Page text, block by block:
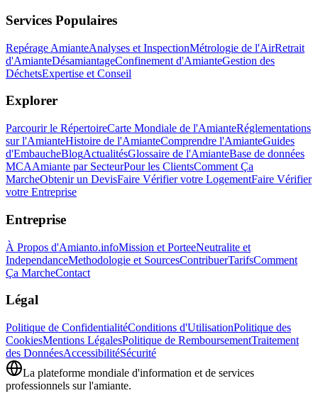
Services Populaires
Repérage AmianteAnalyses et InspectionMétrologie de l'AirRetrait
d'AmianteDésamiantageConfinement d'AmianteGestion des
DéchetsExpertise et Conseil
Explorer
Parcourir le RépertoireCarte Mondiale de l'AmianteRéglementations
sur l'AmianteHistoire de l'AmianteComprendre l'AmianteGuides
d'EmbaucheBlogActualitésGlossaire de l'AmianteBase de données
MCAAmiante par SecteurPour les ClientsComment Ça
MarcheObtenir un DevisFaire Vérifier votre LogementFaire Vérifier
votre Entreprise
Entreprise
À Propos d'Amianto.infoMission et PorteeNeutralite et
IndependanceMethodologie et SourcesContribuerTarifsComment
Ça MarcheContact
Légal
Politique de ConfidentialitéConditions d'UtilisationPolitique des
CookiesMentions LégalesPolitique de RemboursementTraitement
des DonnéesAccessibilitéSécurité
La plateforme mondiale d'information et de services
professionnels sur l'amiante.